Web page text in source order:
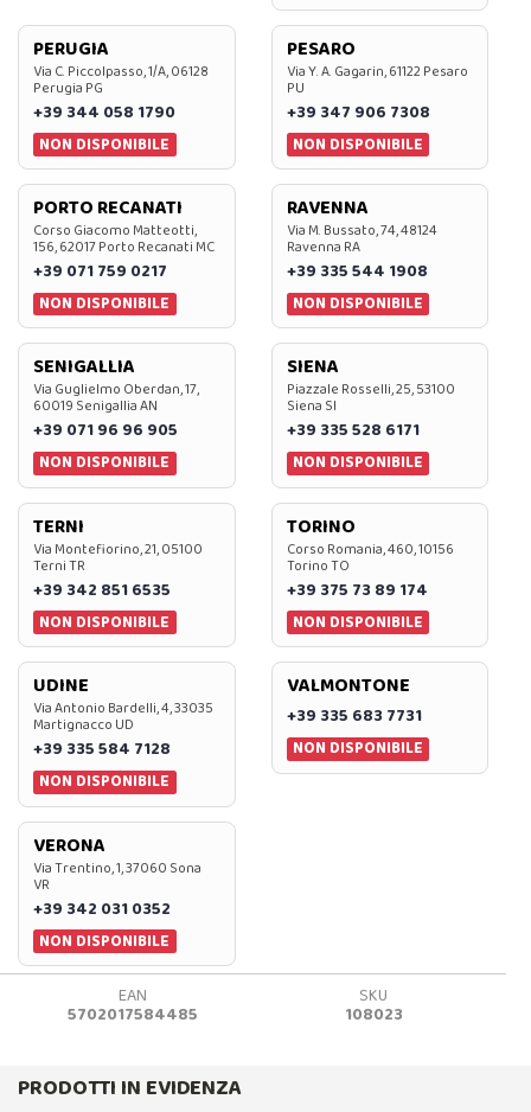
PERUGIA
Via C. Piccolpasso, 1/A, 06128
Perugia PG
+39 344 058 1790
NON DISPONIBILE
PESARO
Via Y. A. Gagarin, 61122 Pesaro
PU
+39 347 906 7308
NON DISPONIBILE
PORTO RECANATI
Corso Giacomo Matteotti,
156, 62017 Porto Recanati MC
+39 071 759 0217
NON DISPONIBILE
RAVENNA
Via M. Bussato, 74, 48124
Ravenna RA
+39 335 544 1908
NON DISPONIBILE
SENIGALLIA
Via Guglielmo Oberdan, 17,
60019 Senigallia AN
+39 071 96 96 905
NON DISPONIBILE
SIENA
Piazzale Rosselli, 25, 53100
Siena SI
+39 335 528 6171
NON DISPONIBILE
TERNI
Via Montefiorino, 21, 05100
Terni TR
+39 342 851 6535
NON DISPONIBILE
TORINO
Corso Romania, 460, 10156
Torino TO
+39 375 73 89 174
NON DISPONIBILE
UDINE
Via Antonio Bardelli, 4, 33035
Martignacco UD
+39 335 584 7128
NON DISPONIBILE
VALMONTONE
+39 335 683 7731
NON DISPONIBILE
VERONA
Via Trentino, 1, 37060 Sona
VR
+39 342 031 0352
NON DISPONIBILE
EAN
5702017584485
SKU
108023
PRODOTTI IN EVIDENZA